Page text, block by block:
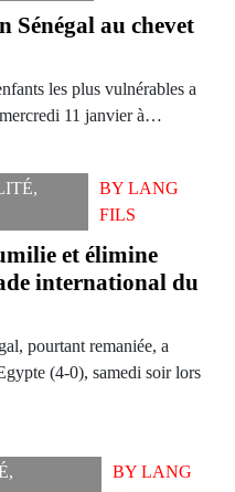
au chevet
les plus vulnérables a
11 janvier à…
,
BYLANG
FILS
et élimine
international du
pourtant remaniée, a
(4-0), samedi soir lors
,
BYLANG